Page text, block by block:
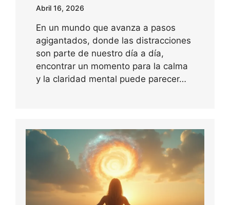
Abril 16, 2026
En un mundo que avanza a pasos
agigantados, donde las distracciones
son parte de nuestro día a día,
encontrar un momento para la calma
y la claridad mental puede parecer…